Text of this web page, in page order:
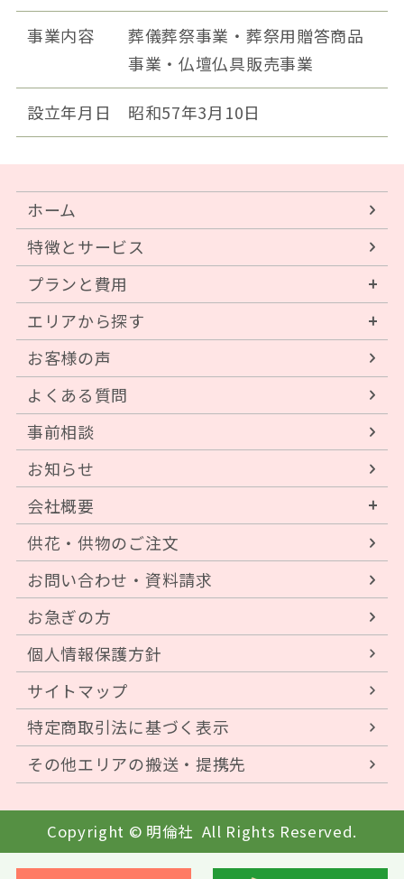
事業内容
葬儀葬祭事業・葬祭用贈答商品
事業・仏壇仏具販売事業
設立年月日 昭和57年3月10日
ホーム
特徴とサービス
プランと費用
エリアから探す
お客様の声
よくある質問
事前相談
お知らせ
会社概要
供花・供物のご注文
お問い合わせ・資料請求
お急ぎの方
個人情報保護方針
サイトマップ
特定商取引法に基づく表示
その他エリアの搬送・提携先
Copyright © 明倫社 All Rights Reserved.